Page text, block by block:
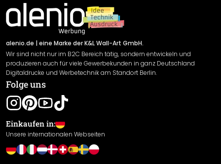
Newsletter An-/Abmeldung
Sendungsverfolgung
Impressum
Versand & Zahlung
Rücksendung
Widerrufsrecht
Datenschutzerklärung
Gewährleistung
Leistungserklärung / CE-Zeichen
Cookie Einstellungen
alenio.de | eine Marke der K&L Wall-Art GmbH.
Wir sind nicht nur im B2C Bereich tätig, sondern entwickeln und
produzieren auch für viele Gewerbekunden in ganz Deutschland
Digitaldrucke und Werbetechnik am Standort Berlin.
Folge uns
Einkaufen in:
Unsere internationalen Webseiten